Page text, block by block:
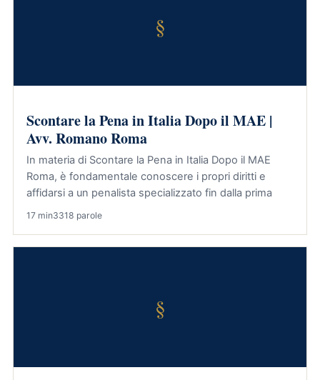
§
Scontare la Pena in Italia Dopo il MAE |
Avv. Romano Roma
In materia di Scontare la Pena in Italia Dopo il MAE
Roma, è fondamentale conoscere i propri diritti e
affidarsi a un penalista specializzato fin dalla prima
17 min3318 parole
§